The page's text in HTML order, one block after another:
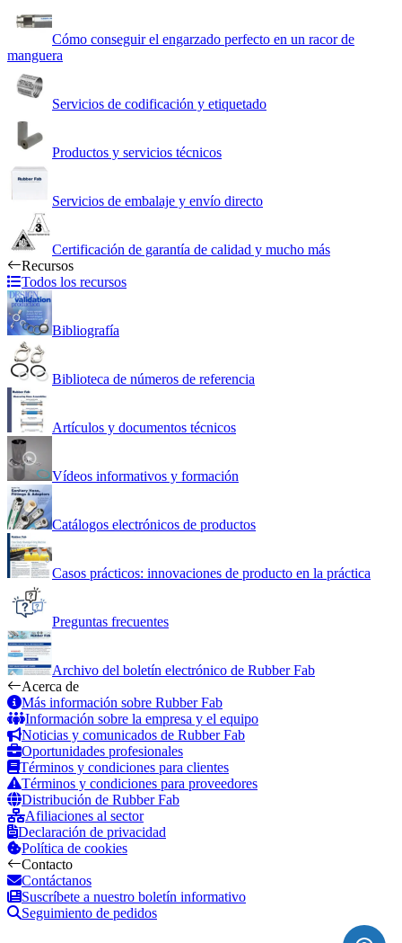
Cómo conseguir el engarzado perfecto en un racor de
manguera
Servicios de codificación y etiquetado
Productos y servicios técnicos
Servicios de embalaje y envío directo
Certificación de garantía de calidad y mucho más
Recursos
Todos los recursos
Bibliografía
Biblioteca de números de referencia
Artículos y documentos técnicos
Vídeos informativos y formación
Catálogos electrónicos de productos
Casos prácticos: innovaciones de producto en la práctica
Preguntas frecuentes
Archivo del boletín electrónico de Rubber Fab
Acerca de
Más información sobre Rubber Fab
Información sobre la empresa y el equipo
Noticias y comunicados de Rubber Fab
Oportunidades profesionales
Términos y condiciones para clientes
Términos y condiciones para proveedores
Distribución de Rubber Fab
Afiliaciones al sector
Declaración de privacidad
Política de cookies
Contacto
Contáctanos
Suscríbete a nuestro boletín informativo
Seguimiento de pedidos